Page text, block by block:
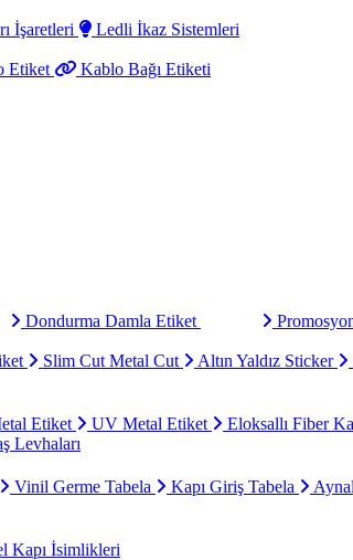
İşaretleri
Ledli İkaz Sistemleri
Etiket Kablo Bağı Etiketi
Dondurma Damla Etiket
Slim Cut Metal Cut Altın Yaldız Sticker
Etiket UV Metal Etiket Eloksallı Fiber
Levhaları
Vinil Germe Tabela Kapı Giriş Tabela
Kapı İsimlikleri